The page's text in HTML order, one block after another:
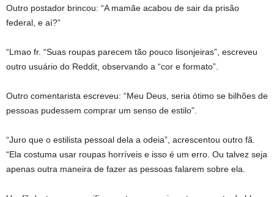
Outro postador brincou: “A mamãe acabou de sair da prisão
federal, e aí?”
“Lmao fr. “Suas roupas parecem tão pouco lisonjeiras”, escreveu
outro usuário do Reddit, observando a “cor e formato”.
Outro comentarista escreveu: “Meu Deus, seria ótimo se bilhões de
pessoas pudessem comprar um senso de estilo”.
“Juro que o estilista pessoal dela a odeia”, acrescentou outro fã.
“Ela costuma usar roupas horríveis e isso é um erro. Ou talvez seja
apenas outra maneira de fazer as pessoas falarem sobre ela.